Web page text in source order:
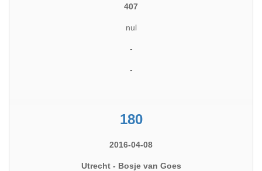
407
nul
-
-
180
2016-04-08
Utrecht - Bosje van Goes